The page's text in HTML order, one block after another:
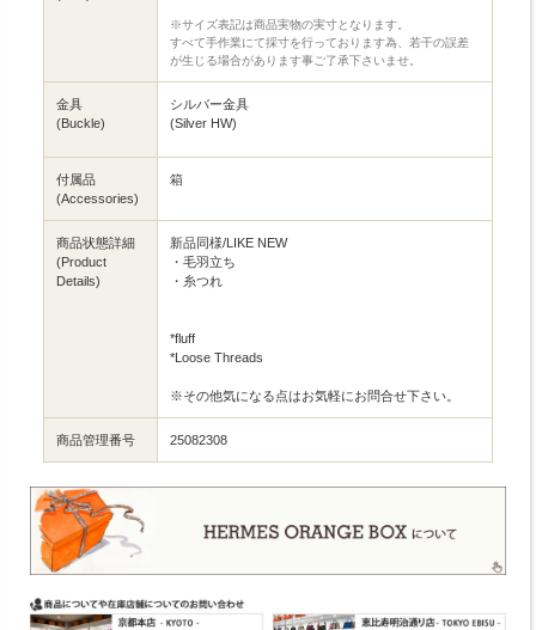
※サイズ表記は商品実物の実寸となります。
すべて手作業にて採寸を行っております為、若干の誤差
が生じる場合があります事ご了承下さいませ。
金具
(Buckle)
シルバー金具
(Silver HW)
付属品
(Accessories)
箱
商品状態詳細
(Product
Details)
新品同様/LIKE NEW
・毛羽立ち
・糸つれ
*fluff
*Loose Threads
※その他気になる点はお気軽にお問合せ下さい。
商品管理番号 25082308